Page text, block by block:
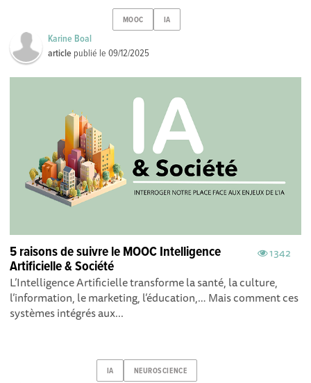
MOOC IA
Karine Boal
article publié le09/12/2025
1342
5 raisons de suivre le MOOC Intelligence
Artificielle & Société
L’Intelligence Artificielle transforme la santé, la culture,
l’information, le marketing, l’éducation,… Mais comment ces
systèmes intégrés aux...
IA NEUROSCIENCE